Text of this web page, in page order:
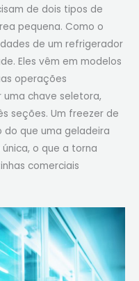
de dois tipos de
pequena. Como o
de um refrigerador
Eles vêm em modelos
operações
uma chave seletora,
seções. Um freezer de
que uma geladeira
o que a torna
comerciais